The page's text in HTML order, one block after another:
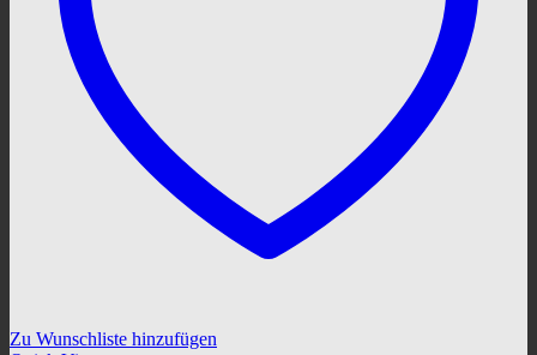
Zu Wunschliste hinzufügen